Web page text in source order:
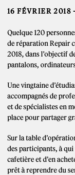
16 FÉVRIER 2018
Quelque 120
de réparation Repair
2018, dans l’objectif
pantalons,
Une vingtaine
accompagnés de
et de spécialistes en
place pour partager
Sur la table
des participants, à
cafetière et d’en
prêt à reprendre du